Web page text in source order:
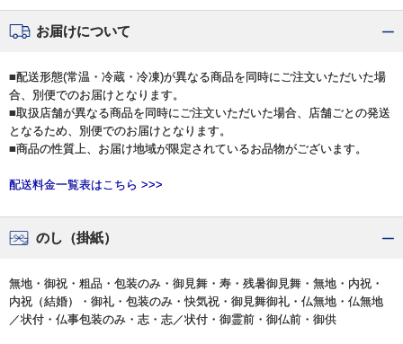
お届けについて
■配送形態(常温・冷蔵・冷凍)が異なる商品を同時にご注文いただいた場
合、別便でのお届けとなります。
■取扱店舗が異なる商品を同時にご注文いただいた場合、店舗ごとの発送
となるため、別便でのお届けとなります。
■商品の性質上、お届け地域が限定されているお品物がございます。
配送料金一覧表はこちら >>>
のし（掛紙）
無地・御祝・粗品・包装のみ・御見舞・寿・残暑御見舞・無地・内祝・
内祝（結婚）・御礼・包装のみ・快気祝・御見舞御礼・仏無地・仏無地
／状付・仏事包装のみ・志・志／状付・御霊前・御仏前・御供